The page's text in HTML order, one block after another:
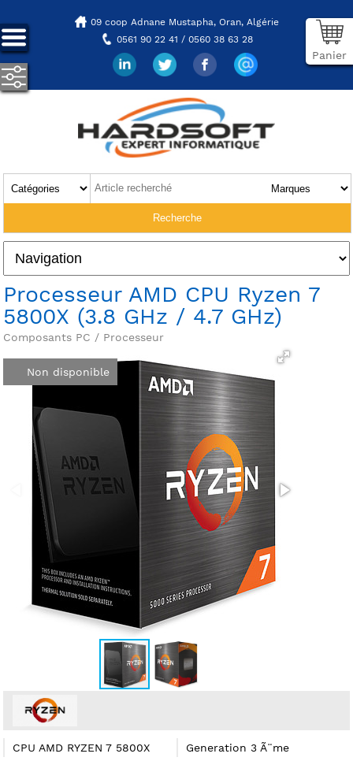
09 coop Adnane Mustapha, Oran, Algérie
0561 90 22 41 / 0560 38 63 28
Panier
Processeur AMD CPU Ryzen 7
5800X (3.8 GHz / 4.7 GHz)
Composants PC / Processeur
Non disponible
CPU AMD RYZEN 7 5800X Generation 3 Ã¨me